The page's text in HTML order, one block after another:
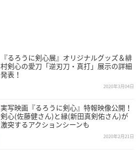
『るろうに剣心展』オリジナルグッズ＆緋
村剣心の愛刀「逆刃刀・真打」展示の詳細
発表！
2020年3月04日
実写映画『るろうに剣心』特報映像公開！
剣心(佐藤健さん)と縁(新田真剣佑さん)が
激突するアクションシーンも
2020年2月21日